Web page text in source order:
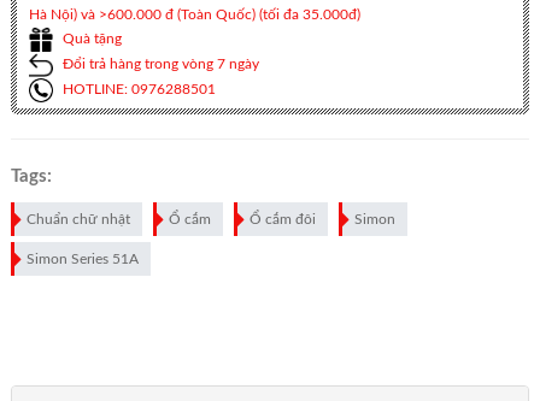
Hà Nội) và >600.000 đ (Toàn Quốc) (tối đa 35.000đ)
Quà tặng
Đổi trả hàng trong vòng 7 ngày
HOTLINE: 0976288501
Tags:
Chuẩn chữ nhật Ổ cắm Ổ cắm đôi Simon
Simon Series 51A